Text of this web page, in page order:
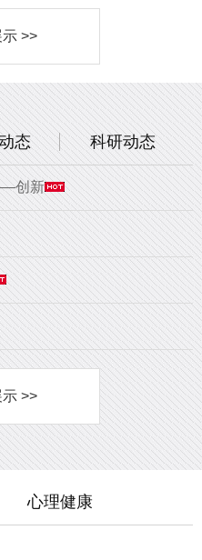
>>
态 科研动态
创新
>>
心理健康